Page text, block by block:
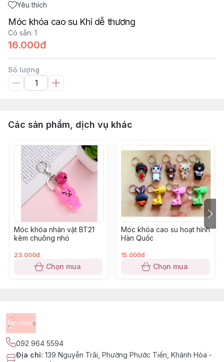
Yêu thích
Móc khóa cao su Khỉ dễ thương
Có sẵn: 1
16.000đ
Số lượng
Các sản phẩm, dịch vụ khác
Móc khóa nhân vật BT21
kèm chuông nhỏ
23.000đ
Chọn mua
Móc khóa cao su hoạt hình
Hàn Quốc
15.000đ
Chọn mua
092 964 5594
Địa chỉ: 139 Nguyễn Trãi, Phường Phước Tiến, Khánh Hòa -